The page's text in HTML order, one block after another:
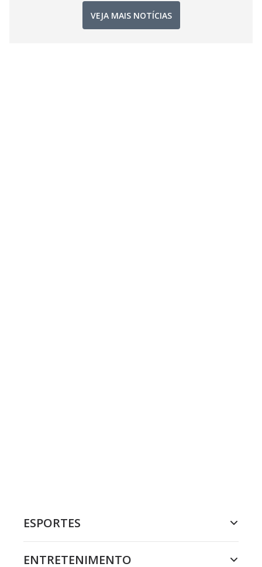
VEJA MAIS NOTÍCIAS
ESPORTES
ENTRETENIMENTO